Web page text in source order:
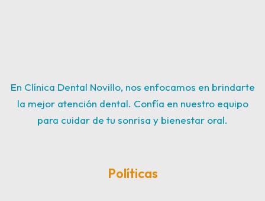
En Clínica Dental Novillo, nos enfocamos en brindarte
la mejor atención dental. Confía en nuestro equipo
para cuidar de tu sonrisa y bienestar oral.
Políticas